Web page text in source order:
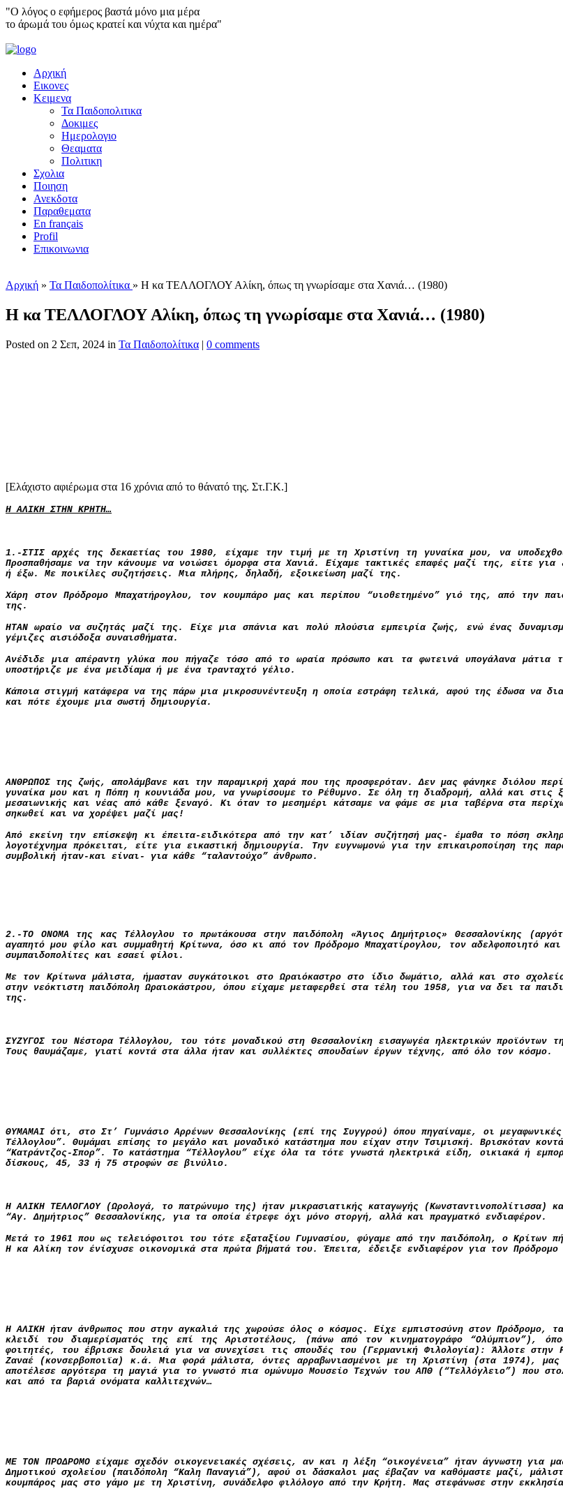
"Ο λόγος ο εφήμερος βαστά μόνο μια μέρα
το άρωμά του όμως κρατεί και νύχτα και ημέρα"
Αρχική
Εικονες
Κειμενα
Τα Παιδοπολιτικα
Δοκιμες
Ημερολογιο
Θεαματα
Πολιτικη
Σχολια
Ποιηση
Ανεκδοτα
Παραθεματα
En français
Profil
Επικοινωνια
Αρχική » Τα Παιδοπολίτικα » Η κα ΤΕΛΛΟΓΛΟΥ Αλίκη, όπως τη γνωρίσαμε στα Χανιά… (1980)
Η κα ΤΕΛΛΟΓΛΟΥ Αλίκη, όπως τη γνωρίσαμε στα Χανιά… (1980)
Posted on 2 Σεπ, 2024 in Τα Παιδοπολίτικα | 0 comments
[Ελάχιστο αφιέρωμα στα 16 χρόνια από το θάνατό της. Στ.Γ.Κ.]
Η ΑΛΙΚΗ ΣΤΗΝ ΚΡΗΤΗ…
1.-ΣΤΙΣ αρχές της δεκαετίας του 1980, είχαμε την τιμή με τη Χριστίνη τη γυναίκα μου, να
Προσπαθήσαμε να την κάνουμε να νοιώσει όμορφα στα Χανιά. Είχαμε τακτικές επαφές μαζί της, είτε
ή έξω. Με ποικίλες συζητήσεις. Μια πλήρης, δηλαδή, εξοικείωση μαζί της.
Χάρη στον Πρόδρομο Μπαχατήρογλου, τον κουμπάρο μας και περίπου “υιοθετημένο” γιό της, από την
της.
ΗΤΑΝ ωραίο να συζητάς μαζί της. Είχε μια σπάνια και πολύ πλούσια εμπειρία ζωής, ενώ ένας
γέμιζες αισιόδοξα συναισθήματα.
Ανέδιδε μια απέραντη γλύκα που πήγαζε τόσο από το ωραία πρόσωπο και τα φωτεινά υπογάλανα
υποστήριζε με ένα μειδίαμα ή με ένα τρανταχτό γέλιο.
Κάποια στιγμή κατάφερα να της πάρω μια μικροσυνέντευξη η οποία εστράφη τελικά, αφού της έδωσα να
και πότε έχουμε μια σωστή δημιουργία.
ΑΝΘΡΩΠΟΣ της ζωής, απολάμβανε και την παραμικρή χαρά που της προσφερόταν. Δεν μας φάνηκε διόλου
γυναίκα μου και η Πόπη η κουνιάδα μου, να γνωρίσουμε το Ρέθυμνο. Σε όλη τη διαδρομή, αλλά και στις
μεσαιωνικής και νέας από κάθε ξεναγό. Κι όταν το μεσημέρι κάτσαμε να φάμε σε μια ταβέρνα στα
σηκωθεί και να χορέψει μαζί μας!
Από εκείνη την επίσκεψη κι έπειτα-ειδικότερα από την κατ’ ιδίαν συζήτησή μας- έμαθα το πόση
λογοτέχνημα πρόκειται, είτε για εικαστική δημιουργία. Την ευγνωμονώ για την επικαιροποίηση της
συμβολική ήταν-και είναι- για κάθε “ταλαντούχο” άνθρωπο.
2.-ΤΟ ΟΝΟΜΑ της κας Τέλλογλου το πρωτάκουσα στην παιδόπολη «Άγιος Δημήτριος» Θεσσαλονίκης
αγαπητό μου φίλο και συμμαθητή Κρίτωνα, όσο κι από τον Πρόδρομο Μπαχατίρογλου, τον αδελφοποιητό
συμπαιδοπολίτες και εσαεί φίλοι.
Με τον Κρίτωνα μάλιστα, ήμασταν συγκάτοικοι στο Ωραιόκαστρο στο ίδιο δωμάτιο, αλλά και στο
στην νεόκτιστη παιδόπολη Ωραιοκάστρου, όπου είχαμε μεταφερθεί στα τέλη του 1958, για να δει τα
της.
ΣΥΖΥΓΟΣ του Νέστορα Τέλλογλου, του τότε μοναδικού στη Θεσσαλονίκη εισαγωγέα ηλεκτρικών προϊόντων
Τους θαυμάζαμε, γιατί κοντά στα άλλα ήταν και συλλέκτες σπουδαίων έργων τέχνης, από όλο τον κόσμο.
ΘΥΜΑΜΑΙ ότι, στο Στ’ Γυμνάσιο Αρρένων Θεσσαλονίκης (επί της Συγγρού) όπου πηγαίναμε, οι
Tέλλογλου”. Θυμάμαι επίσης το μεγάλο και μοναδικό κατάστημα που είχαν στην Τσιμισκή. Βρισκόταν
“Κατράντζος-Σπορ”. Το κατάστημα “Τέλλογλου” είχε όλα τα τότε γνωστά ηλεκτρικά είδη, οικιακά ή
δίσκους, 45, 33 ή 75 στροφών σε βινύλιο.
Η ΑΛΙΚΗ ΤΕΛΛΟΓΛΟΥ (Ωρολογά, το πατρώνυμο της) ήταν μικρασιατικής καταγωγής (Κωνσταντινοπολίτισσα)
“Αγ. Δημήτριος” Θεσσαλονίκης, για τα οποία έτρεφε όχι μόνο στοργή, αλλά και πραγματκό ενδιαφέρον.
Μετά το 1961 που ως τελειόφοιτοι του τότε εξαταξίου Γυμνασίου, φύγαμε από την παιδόπολη, ο Κρίτων
Η κα Αλίκη τον ένίσχυσε οικονομικά στα πρώτα βήματά του. Έπειτα, έδειξε ενδιαφέρον για τον
Η ΑΛΙΚΗ ήταν άνθρωπος που στην αγκαλιά της χωρούσε όλος ο κόσμος. Είχε εμπιστοσύνη στον Πρόδρομο,
κλειδί του διαμερίσματός της επί της Αριστοτέλους, (πάνω από τον κινηματογράφο “Ολύμπιον”),
φοιτητές, του έβρισκε δουλειά για να συνεχίσει τις σπουδές του (Γερμανική Φιλολογία): Άλλοτε στην
Ζαναέ (κονσερβοποιϊα) κ.ά. Μια φορά μάλιστα, όντες αρραβωνιασμένοι με τη Χριστίνη (στα 1974),
αποτέλεσε αργότερα τη μαγιά για το γνωστό πια ομώνυμο Μουσείο Τεχνών του ΑΠΘ (“Τελλόγλειο”) που
και από τα βαριά ονόματα καλλιτεχνών…
ΜΕ ΤΟΝ ΠΡΟΔΡΟΜΟ είχαμε σχεδόν οικογενειακές σχέσεις, αν και η λέξη “οικογένεια” ήταν άγνωστη για
Δημοτικού σχολείου (παιδόπολη “Καλη Παναγιά”), αφού οι δάσκαλοι μας έβαζαν να καθόμαστε μαζί,
κουμπάρος μας στο γάμο με τη Χριστίνη, συνάδελφο φιλόλογο από την Κρήτη. Μας στεφάνωσε στην